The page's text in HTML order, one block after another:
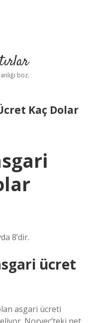
boz.
Kaç Dolar
8’dir.
ücret
asgari ücreti